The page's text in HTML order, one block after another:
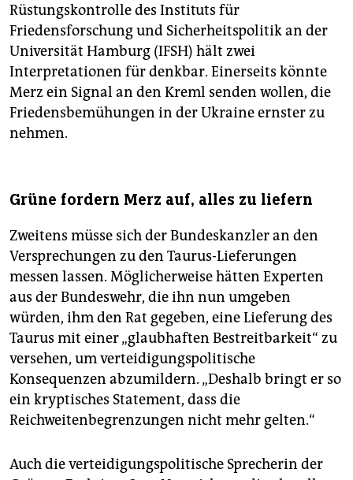
Rüstungskontrolle des Instituts für
Friedensforschung und Sicherheitspolitik an der
Universität Hamburg (IFSH) hält zwei
Interpretationen für denkbar. Einerseits könnte
Merz ein Signal an den Kreml senden wollen, die
Friedensbemühungen in der Ukraine ernster zu
nehmen.
Grüne fordern Merz auf, alles zu liefern
Zweitens müsse sich der Bundeskanzler an den
Versprechungen zu den Taurus-Lieferungen
messen lassen. Möglicherweise hätten Experten
aus der Bundeswehr, die ihn nun umgeben
würden, ihm den Rat gegeben, eine Lieferung des
Taurus mit einer „glaubhaften Bestreitbarkeit“ zu
versehen, um verteidigungspolitische
Konsequenzen abzumildern. „Deshalb bringt er so
ein kryptisches Statement, dass die
Reichweitenbegrenzungen nicht mehr gelten.“
Auch die verteidigungspolitische Sprecherin der